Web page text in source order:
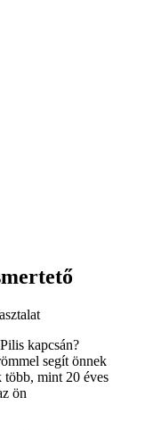
kapcsán?
segít önnek
több, mint 20 éves
ön